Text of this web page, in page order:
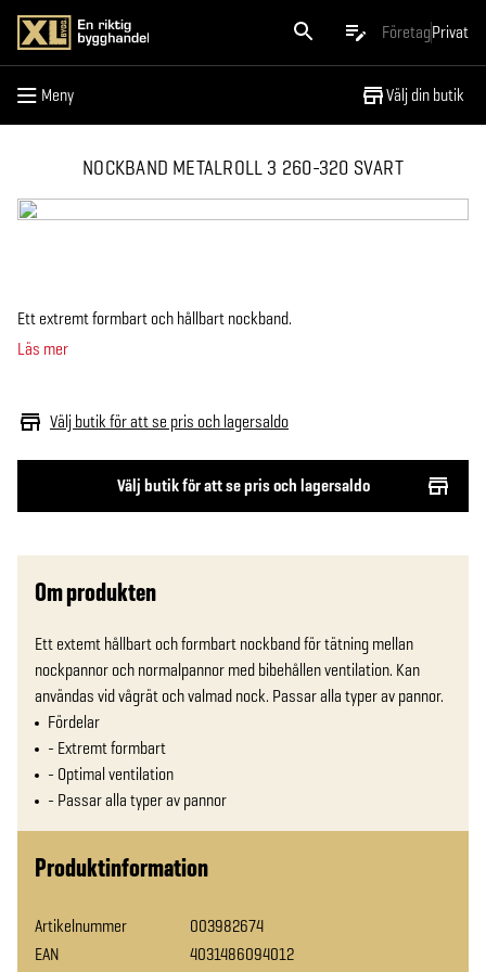
FöretagPrivat
Meny Välj din butik
Meny
NOCKBAND METALROLL 3 260-320 SVART
Välj butik för att se pris och lagersaldo
Välj butik för att se pris och lagersaldo
Ett extremt formbart och hållbart nockband.
Läs mer
Om produkten
Ett extemt hållbart och formbart nockband för tätning mellan
nockpannor och normalpannor med bibehållen ventilation. Kan
användas vid vågrät och valmad nock. Passar alla typer av pannor.
Fördelar
- Extremt formbart
- Optimal ventilation
- Passar alla typer av pannor
Produktinformation
Artikelnummer
003982674
EAN
4031486094012